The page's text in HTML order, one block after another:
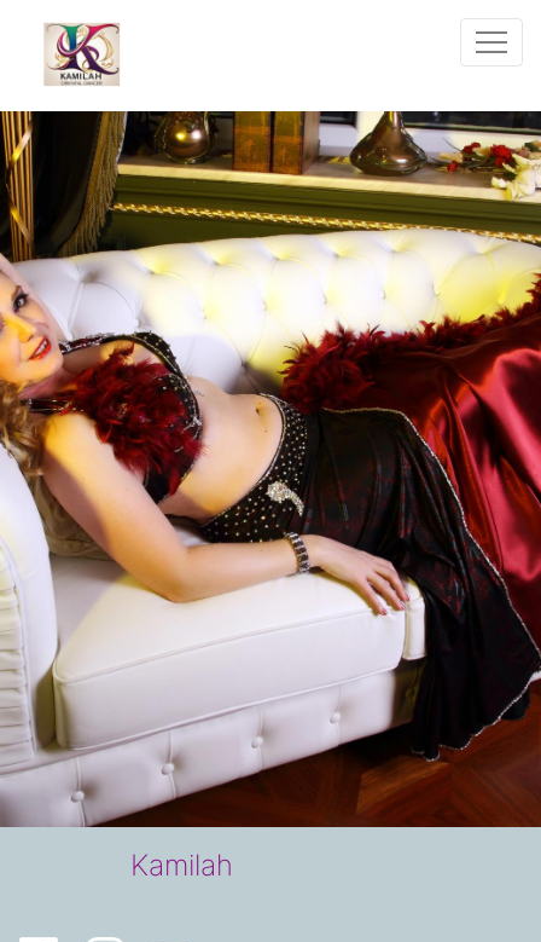
Kamilah